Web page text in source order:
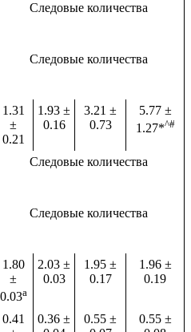
Следовые количества
Следовые количества
1.31
±
0.21
1.93 ±
0.16
3.21 ±
0.73
5.77 ±
1.27*^#
Следовые количества
Следовые количества
1.80
±
0.03а
2.03 ±
0.03
1.95 ±
0.17
1.96 ±
0.19
0.41
0.36 ±
0.55 ±
0.55 ±